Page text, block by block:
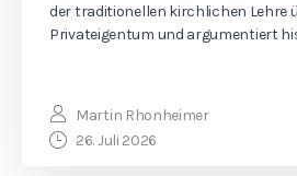
der traditionellen kirchlichen Lehre
Privateigentum und argumentiert
Martin Rhonheimer
26. Juli 2026